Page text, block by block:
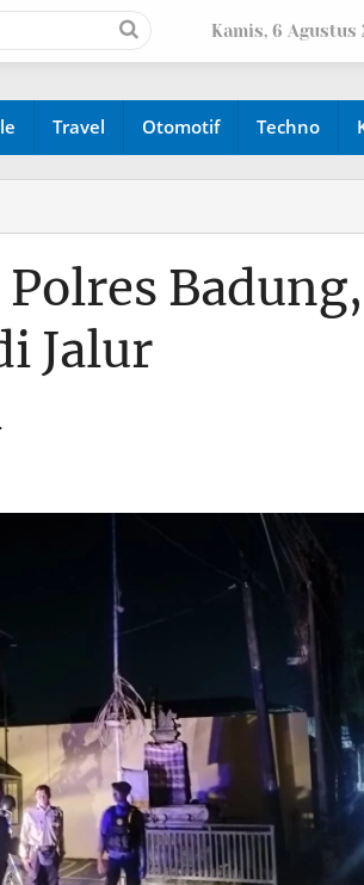
Kamis, 6 Agustus
Travel Otomotif Techno
Badung,
Jalur